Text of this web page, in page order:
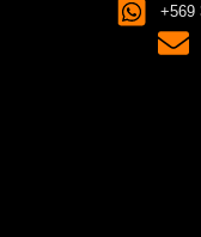
+569